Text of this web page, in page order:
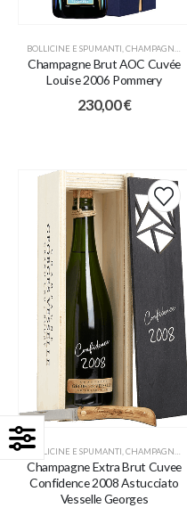
BOLLICINE E SPUMANTI CHAMPAGNE
Champagne Brut AOC Cuvée
Louise 2006 Pommery
230,00€
BOLLICINE E SPUMANTI,CHAMPAGNE
Champagne Extra Brut Cuvee
Confidence 2008 Astucciato
Vesselle Georges